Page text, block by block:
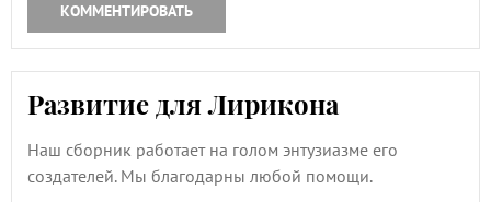
КОММЕНТИРОВАТЬ
Развитие для Лирикона
Наш сборник работает на голом энтузиазме его
создателей. Мы благодарны любой помощи.